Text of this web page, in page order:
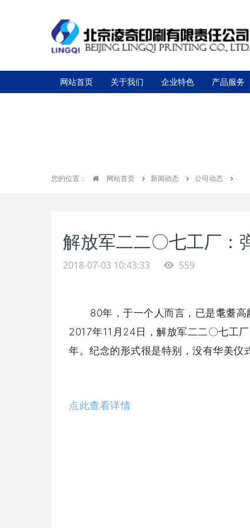
网站首页 关于我们 企业特色 产品服务
您的位置： 网站首页 新闻动态 公司动态
解放军二二〇七工厂：
2018-07-03 10:43:33 559
80年，于一个人而言，已是耄耋高
2017年11月24日，解放军二二〇七工
年。纪念的形式很是特别，没有华美仪
点此查看详情